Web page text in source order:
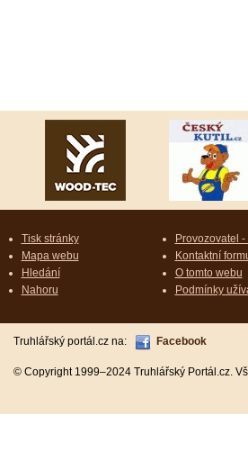
Tisk stránky
Mapa webu
Hledání
Nahoru
Provozovatel
Kontaktní
O tomto webu
Podmínky
Truhlářský portál.cz na: Facebook
© Copyright 1999–2024 Truhlářský Portál.cz.